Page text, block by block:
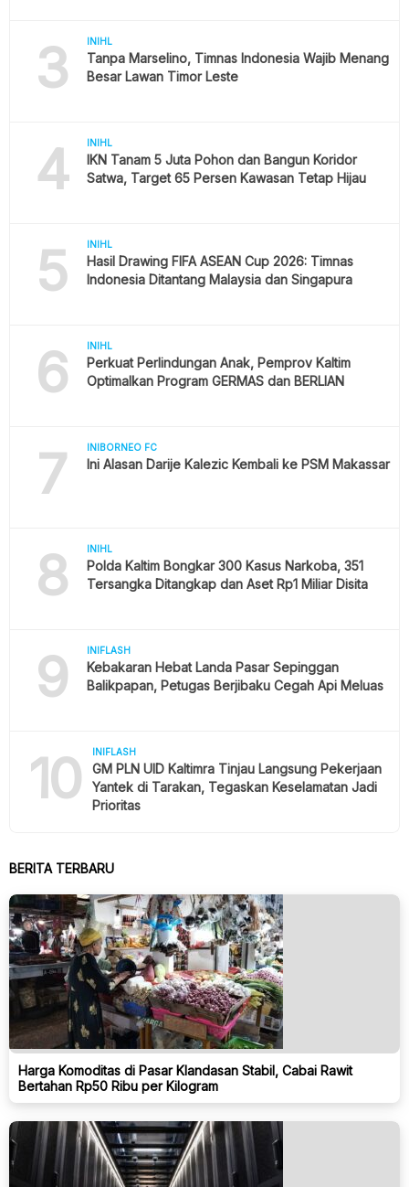
3 INIHL
Tanpa Marselino, Timnas Indonesia Wajib Menang
Besar Lawan Timor Leste
4 INIHL
IKN Tanam 5 Juta Pohon dan Bangun Koridor
Satwa, Target 65 Persen Kawasan Tetap Hijau
5 INIHL
Hasil Drawing FIFA ASEAN Cup 2026: Timnas
Indonesia Ditantang Malaysia dan Singapura
6 INIHL
Perkuat Perlindungan Anak, Pemprov Kaltim
Optimalkan Program GERMAS dan BERLIAN
7 INIBORNEO FC
Ini Alasan Darije Kalezic Kembali ke PSM Makassar
8 INIHL
Polda Kaltim Bongkar 300 Kasus Narkoba, 351
Tersangka Ditangkap dan Aset Rp1 Miliar Disita
9 INIFLASH
Kebakaran Hebat Landa Pasar Sepinggan
Balikpapan, Petugas Berjibaku Cegah Api Meluas
10 INIFLASH
GM PLN UID Kaltimra Tinjau Langsung Pekerjaan
Yantek di Tarakan, Tegaskan Keselamatan Jadi
Prioritas
BERITA TERBARU
Harga Komoditas di Pasar Klandasan Stabil, Cabai Rawit
Bertahan Rp50 Ribu per Kilogram